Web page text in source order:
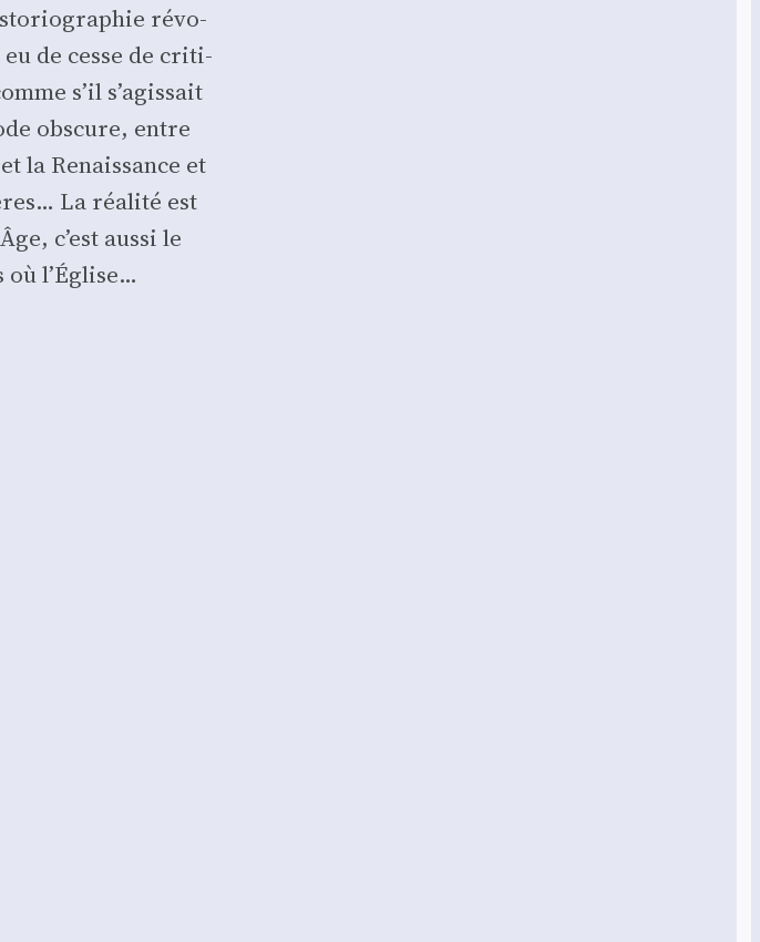
révo­
de cesse de cri­ti­
s’il s’a­gis­sait
obs­cure, entre
la Renais­sance et
La réa­li­té est
c’est aus­si le
où l’É­glise…